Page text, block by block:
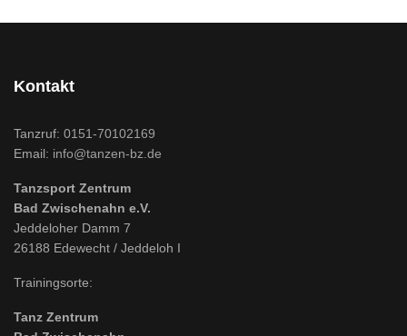
Kontakt
Tanzruf: 0151-70102169
Email: info@tanzen-bz.de
Tanzsport Zentrum
Bad Zwischenahn e.V.
Jeddeloher Damm 7
26188 Edewecht / Jeddeloh I
Trainingsorte:
Tanz Zentrum